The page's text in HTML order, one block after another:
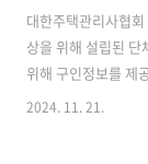
대한주택관리사협
상을 위해 설립된
위해 구인정보를 제
딩 등에서 필요로 하
시판에는 소장, 전
2024. 11. 21.